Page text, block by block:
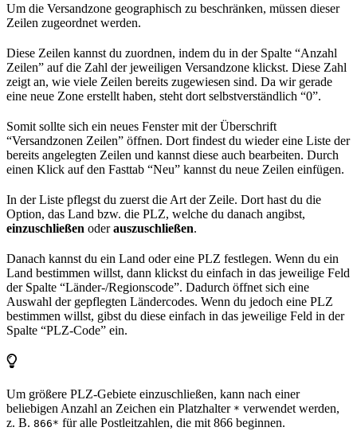
Um die Versandzone geographisch zu beschränken, müssen dieser
Zeilen zugeordnet werden.
Diese Zeilen kannst du zuordnen, indem du in der Spalte “Anzahl
Zeilen” auf die Zahl der jeweiligen Versandzone klickst. Diese Zahl
zeigt an, wie viele Zeilen bereits zugewiesen sind. Da wir gerade
eine neue Zone erstellt haben, steht dort selbstverständlich “0”.
Somit sollte sich ein neues Fenster mit der Überschrift
“Versandzonen Zeilen” öffnen. Dort findest du wieder eine Liste der
bereits angelegten Zeilen und kannst diese auch bearbeiten. Durch
einen Klick auf den Fasttab “Neu” kannst du neue Zeilen einfügen.
In der Liste pflegst du zuerst die Art der Zeile. Dort hast du die
Option, das Land bzw. die PLZ, welche du danach angibst,
einzuschließen oderauszuschließen.
Danach kannst du ein Land oder eine PLZ festlegen. Wenn du ein
Land bestimmen willst, dann klickst du einfach in das jeweilige Feld
der Spalte “Länder-/Regionscode”. Dadurch öffnet sich eine
Auswahl der gepflegten Ländercodes. Wenn du jedoch eine PLZ
bestimmen willst, gibst du diese einfach in das jeweilige Feld in der
Spalte “PLZ-Code” ein.
Um größere PLZ-Gebiete einzuschließen, kann nach einer
beliebigen Anzahl an Zeichen ein Platzhalter * verwendet werden,
z. B. 866* für alle Postleitzahlen, die mit 866 beginnen.